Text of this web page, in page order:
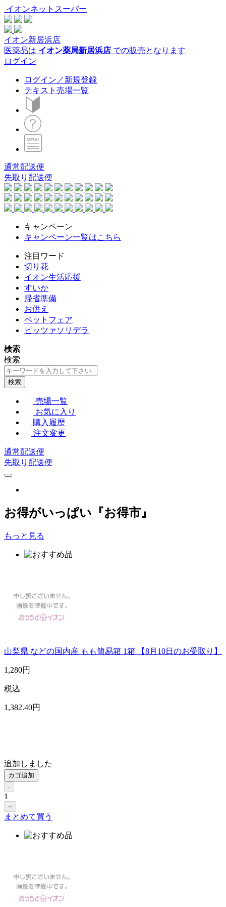
イオンネットスーパー
イオン新居浜店
医薬品は イオン薬局新居浜店 での販売となります
ログイン
ログイン／新規登録
テキスト売場一覧
通常配送便
先取り配送便
キャンペーン
キャンペーン一覧はこちら
注目ワード
切り花
イオン生活応援
すいか
帰省準備
お供え
ペットフェア
ピッツァソリデラ
検索
検索
検索
売場一覧
お気に入り
購入履歴
注文変更
通常配送便
先取り配送便
お得がいっぱい『お得市』
もっと見る
山梨県 などの国内産 もも簡易箱 1箱 【8月10日のお受取り】
1,280円
税込
1,382.40円
追加しました
カゴ追加
-
1
+
まとめて買う